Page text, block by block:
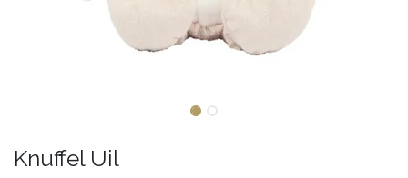
Knuffel Uil